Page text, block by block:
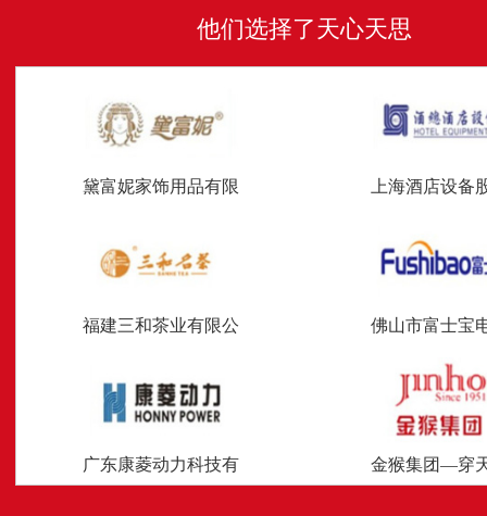
他们选择了天心天思
黛富妮家饰用品有限 上海酒店设备
福建三和茶业有限公 佛山市富士宝
广东康菱动力科技有 金猴集团—穿